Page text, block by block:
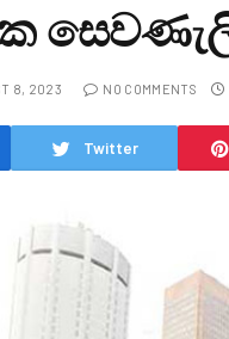
සෙවණැලි
8, 2023 NO COMMENTS
Twitter